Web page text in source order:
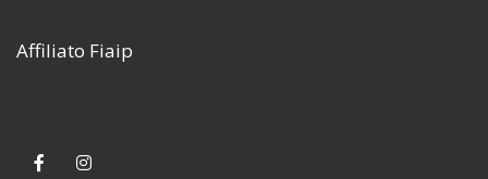
Affiliato Fiaip